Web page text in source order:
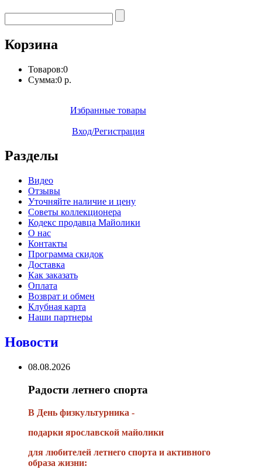
Корзина
Товаров:0
Сумма:0 р.
Избранные товары
Вход/Регистрация
Разделы
Видео
Отзывы
Уточняйте наличие и цену
Советы коллекционера
Кодекс продавца Майолики
О нас
Контакты
Программа скидок
Доставка
Как заказать
Оплата
Возврат и обмен
Клубная карта
Наши партнеры
Новости
08.08.2026
Радости летнего спорта
В День физкультурника -
подарки ярославской майолики
для любителей летнего спорта и активного
образа жизни: